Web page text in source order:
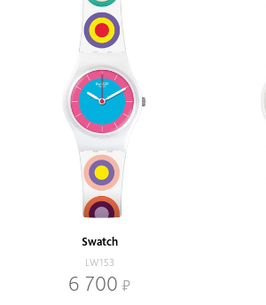
Swatch
LW153
6 700